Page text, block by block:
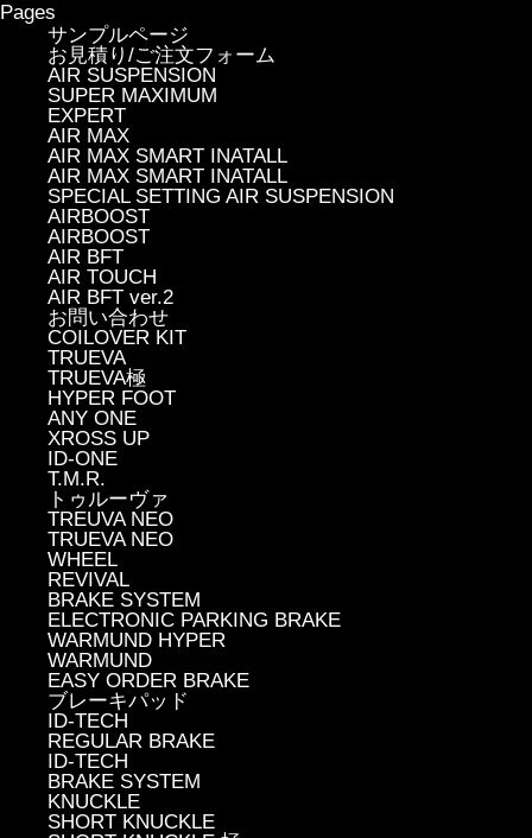
Pages
サンプルページ
お見積り/ご注文フォーム
AIR SUSPENSION
SUPER MAXIMUM
EXPERT
AIR MAX
AIR MAX SMART INATALL
AIR MAX SMART INATALL
SPECIAL SETTING AIR SUSPENSION
AIRBOOST
AIRBOOST
AIR BFT
AIR TOUCH
AIR BFT ver.2
お問い合わせ
COILOVER KIT
TRUEVA
TRUEVA極
HYPER FOOT
ANY ONE
XROSS UP
ID-ONE
T.M.R.
トゥルーヴァ
TREUVA NEO
TRUEVA NEO
WHEEL
REVIVAL
BRAKE SYSTEM
ELECTRONIC PARKING BRAKE
WARMUND HYPER
WARMUND
EASY ORDER BRAKE
ブレーキパッド
ID-TECH
REGULAR BRAKE
ID-TECH
BRAKE SYSTEM
KNUCKLE
SHORT KNUCKLE